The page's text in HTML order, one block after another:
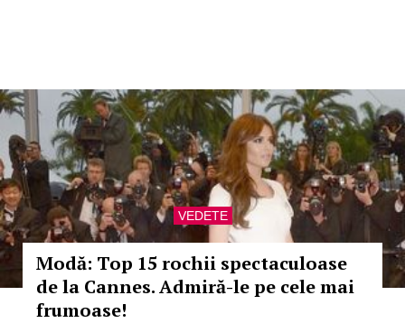
VEDETE
Modă: Top 15 rochii spectaculoase
de la Cannes. Admiră-le pe cele mai
frumoase!